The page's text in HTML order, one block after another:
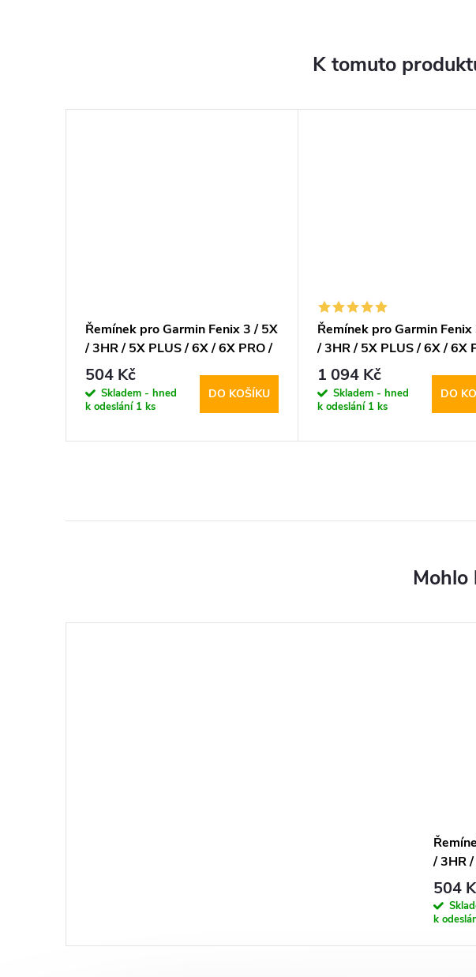
K tomuto
Řemínek pro Garmin Fenix 3 / 5X
/ 3HR / 5X PLUS / 6X / 6X PRO /
7X - Tech-Protect, Smooth Black
504 Kč
Skladem - hned
k odeslání 1 ks
DO KOŠÍKU
Řemínek pro Garmin
/ 3HR / 5X PLUS / 6X / 6X
7X - Tech-Protect,
Black
1 094 Kč
Skladem - hned
k odeslání 1 ks
DO
/ 3HR
7X -
504
k